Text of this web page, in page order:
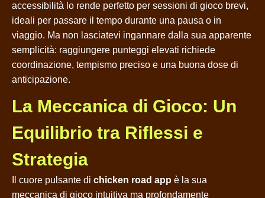
accessibilità lo rende perfetto per sessioni di gioco brevi,
ideali per passare il tempo durante una pausa o in
viaggio. Ma non lasciatevi ingannare dalla sua apparente
semplicità: raggiungere punteggi elevati richiede
coordinazione, tempismo preciso e una buona dose di
anticipazione.
La Meccanica di Gioco: Un
Equilibrio tra Riflessi e
Strategia
Il cuore pulsante di chicken road app è la sua
meccanica di gioco intuitiva ma profondamente